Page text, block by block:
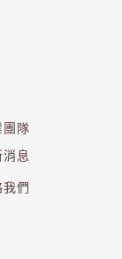
團隊
消息
們